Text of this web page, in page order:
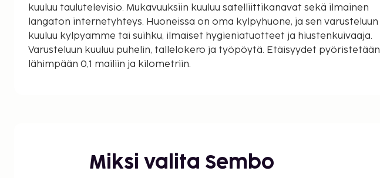
kuuluu taulutelevisio. Mukavuuksiin kuuluu satelliittikanavat sekä ilmainen
langaton internetyhteys. Huoneissa on oma kylpyhuone, ja sen varusteluun
kuuluu kylpyamme tai suihku, ilmaiset hygieniatuotteet ja hiustenkuivaaja.
Varusteluun kuuluu puhelin, tallelokero ja työpöytä. Etäisyydet pyöristetään
lähimpään 0,1 mailiin ja kilometriin.
Pont de Bir-Hakeim (silta) - 2,5 km / 1,6 mi
Seine - 2,6 km / 1,6 miMiksi valita Sembo